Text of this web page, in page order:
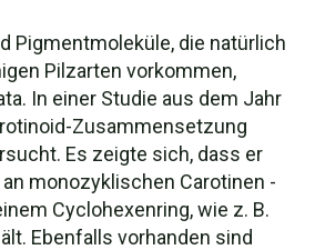
Pigmentmoleküle, die natürlich
Pilzarten vorkommen,
In einer Studie aus dem Jahr
Zusammensetzung
Es zeigte sich, dass er
monozyklischen Carotinen -
Cyclohexenring, wie z. B.
Ebenfalls vorhanden sind